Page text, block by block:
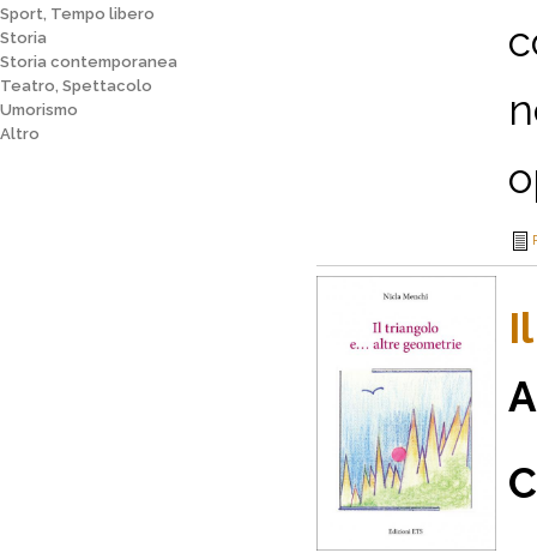
Sport, Tempo libero
Storia
Storia contemporanea
Teatro, Spettacolo
Umorismo
Altro